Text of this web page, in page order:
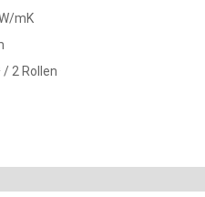
mK
/ 2 Rollen